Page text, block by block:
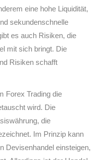
eine hohe Liquidität,
sekundenschnelle
es auch Risiken, die
mit sich bringt. Die
Risiken schafft
Forex Trading die
wird. Die
die
Im Prinzip kann
Devisenhandel einsteigen,